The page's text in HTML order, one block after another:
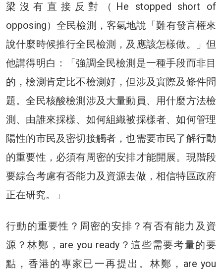
梁沒有直接反對（He stopped short of
opposing）全民檢測，客氣地說「難有發言權來
說什麼時候推行全民檢測，及應該怎樣做。」但
他講得明白：「強調全民檢測是一種手段而非目
的，檢測肯定比不檢測好，但涉及實際及條件問
題。全民核酸檢測涉及大量動員、用什麼方法檢
測、由誰來採樣、如何組織被採樣者、如何管理
陽性的市民及密切接觸者，也需要市民了解行動
的重要性，必須有周密的安排才能開展。現階段
要綜合考慮有否能力及資源去做，相信特區政府
正在研究。」
行動的重要性？周密的安排？有否有能力及資
源？林鄭，are you ready？這些需要考量的要
點，香港的專家已一再提出。林鄭，are you